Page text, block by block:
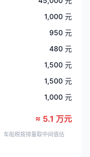
1,000 元
950 元
480 元
1,500 元
1,500 元
1,000 元
≈ 5.1 万元
车船税按排量取中间值估